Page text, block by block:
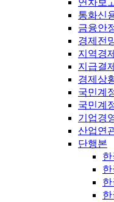
연차보
통화신
금융안
경제전
지역경
지급결
경제상
국민계
국민계
기업경
산업연
단행본